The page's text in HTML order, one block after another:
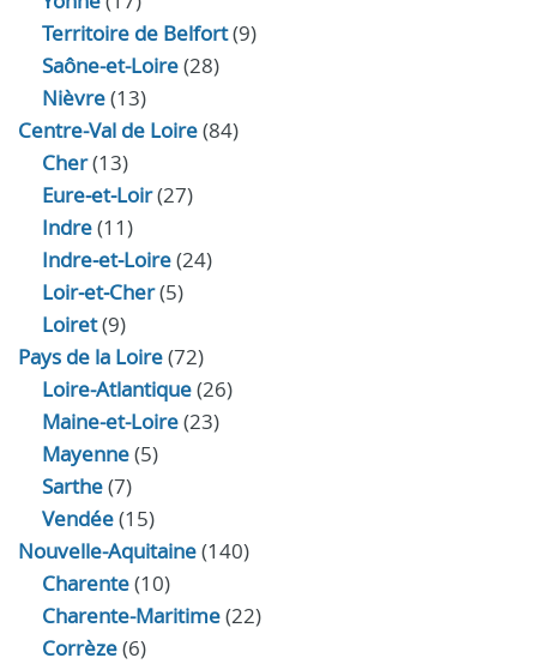
Territoire de Belfort(9)
Saône-et-Loire(28)
Nièvre(13)
Centre-Val de Loire(84)
Cher(13)
Eure‑et‑Loir(27)
Indre(11)
Indre‑et‑Loire(24)
Loir‑et‑Cher(5)
Loiret(9)
Pays de la Loire(72)
Loire-Atlantique(26)
Maine-et-Loire(23)
Mayenne(5)
Sarthe(7)
Vendée(15)
Nouvelle-Aquitaine(140)
Charente(10)
Charente-Maritime(22)
Corrèze(6)